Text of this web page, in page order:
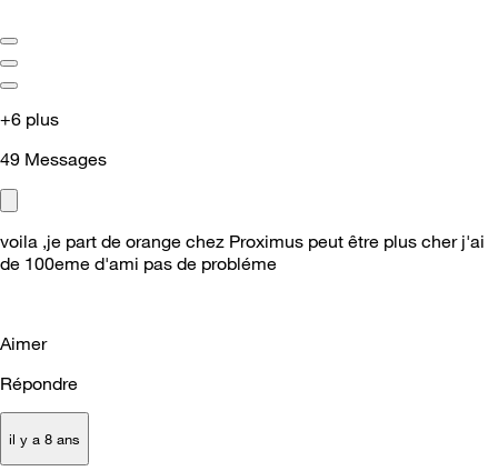
+6 plus
49 Messages
voila ,je part de orange chez Proximus peut être plus cher j'ai
de 100eme d'ami pas de probléme
Aimer
Répondre
il y a 8 ans